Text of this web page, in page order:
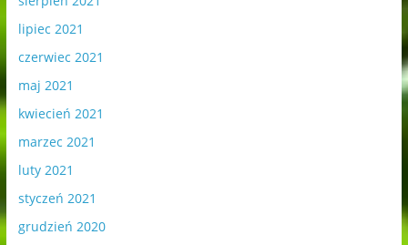
lipiec 2021
czerwiec 2021
maj 2021
kwiecień 2021
marzec 2021
luty 2021
styczeń 2021
grudzień 2020